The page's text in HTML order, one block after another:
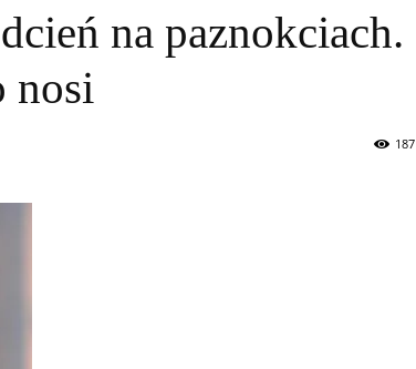
na paznokciach.
nosi
187